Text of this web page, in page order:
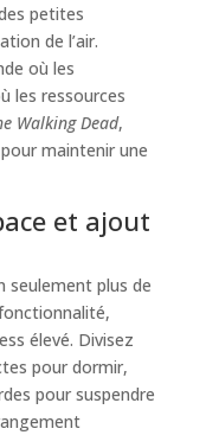
petites
de l’air.
où les
les ressources
Walking Dead,
maintenir une
et ajout
seulement plus de
élevé. Divisez
pour dormir,
pour suspendre